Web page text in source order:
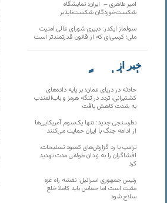
امیر طاهری – ایران: نمایشگاه
شکست‌خوردگان شکست‌ناپذیر
سولماز ایکدر: دبیری شورای عالی امنیت
ملی؛ کرسی‌ای که از قانون قدرتمندتر است
خبر از
تارنماهای دیگر
حادثه در دریای عمان؛ بر پایه داده‌های
کشتیرانی، تردد در تنگه هرمز و باب‌المندب
به شدت کاهش یافت
نظرسنجی جدید: تنها یک‌سوم آمریکایی‌ها
از ادامه جنگ با ایران حمایت می‌کنند
ترامپ با رد گزارش‌های کمبود تسلیحات،
افشاگران را به زندان طولانی مدت تهدید
کرد
رئیس‌ جمهوری اسرائیل: نقشه راه غزه
مثبت است اما حماس باید کاملا خلع
سلاح شود